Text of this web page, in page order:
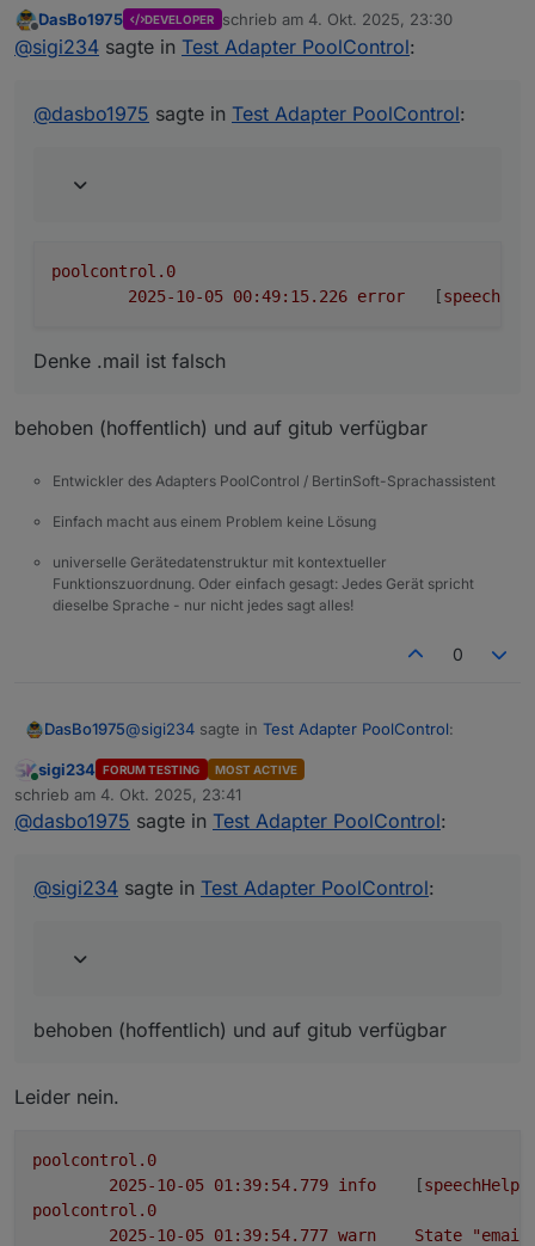
eine Existenzprüfung des E-Mail-Adapters vor
Denke .mail ist falsch
Offline
DasBo1975 DEVELOPER schrieb am 4. Okt. 2025, 23:30
zuletzt editiert von
@sigi234 sagte in Test Adapter PoolControl:
@dasbo1975 sagte in Test Adapter PoolControl:
poolcontrol.0
error
	[
Denke .mail ist falsch
behoben (hoffentlich) und auf gitub verfügbar
Entwickler des Adapters PoolControl / BertinSoft-Sprachassistent
Einfach macht aus einem Problem keine Lösung
universelle Gerätedatenstruktur mit kontextueller
Funktionszuordnung. Oder einfach gesagt: Jedes Gerät spricht
dieselbe Sprache - nur nicht jedes sagt alles!
0
DasBo1975@sigi234 sagte in Test Adapter PoolControl:
@dasbo1975sagte in
PoolControl:
eine Existenzprüfung des E-Mail-
Adapters vor dem Versand,
Denke .mail ist falsch
behoben (hoffentlich) und auf gitub verfügbar
Online
sigi234 FORUM TESTING MOST ACTIVE
schrieb am 4. Okt. 2025, 23:41
zuletzt editiert von
@dasbo1975 sagte in Test Adapter PoolControl:
@sigi234 sagte in Test Adapter PoolControl:
behoben (hoffentlich) und auf gitub verfügbar
Leider nein.
poolcontrol.0
info
	[
poolcontrol.0
warn State